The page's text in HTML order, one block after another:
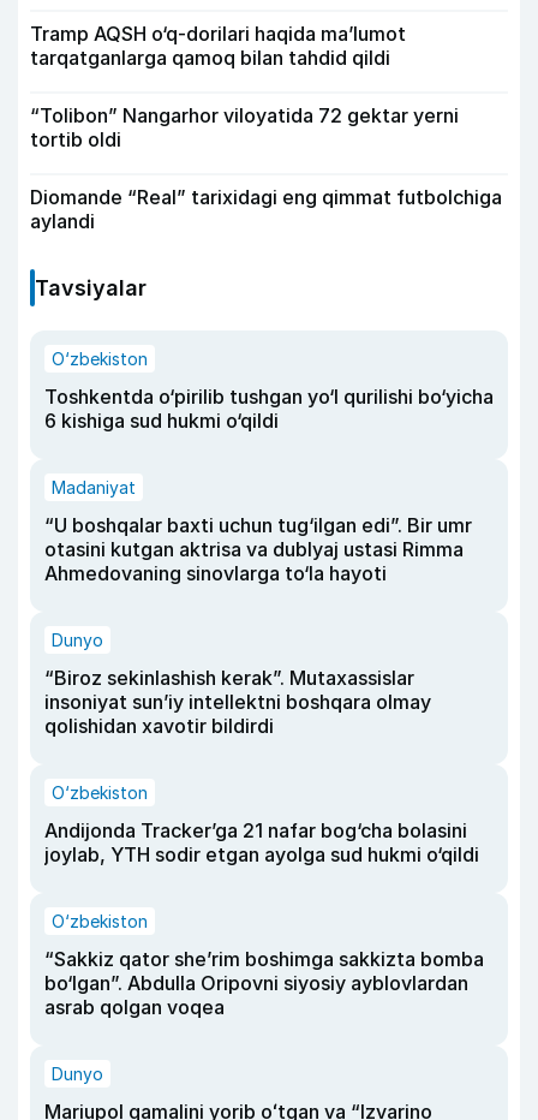
Tramp AQSH o‘q-dorilari haqida ma’lumot
tarqatganlarga qamoq bilan tahdid qildi
“Tolibon” Nangarhor viloyatida 72 gektar yerni
tortib oldi
Diomande “Real” tarixidagi eng qimmat futbolchiga
aylandi
Tavsiyalar
O‘zbekiston
Toshkentda o‘pirilib tushgan yo‘l qurilishi bo‘yicha
6 kishiga sud hukmi o‘qildi
Madaniyat
“U boshqalar baxti uchun tug‘ilgan edi”. Bir umr
otasini kutgan aktrisa va dublyaj ustasi Rimma
Ahmedovaning sinovlarga to‘la hayoti
Dunyo
“Biroz sekinlashish kerak”. Mutaxassislar
insoniyat sun’iy intellektni boshqara olmay
qolishidan xavotir bildirdi
O‘zbekiston
Andijonda Tracker’ga 21 nafar bog‘cha bolasini
joylab, YTH sodir etgan ayolga sud hukmi o‘qildi
O‘zbekiston
“Sakkiz qator she’rim boshimga sakkizta bomba
bo‘lgan”. Abdulla Oripovni siyosiy ayblovlardan
asrab qolgan voqea
Dunyo
Mariupol qamalini yorib oʻtgan va “Izvarino